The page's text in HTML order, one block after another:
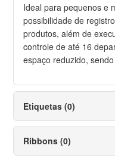
Ideal para pequenos e
possibilidade de
produtos, além de
controle de até 16
espaço reduzido,
Etiquetas (0)
Ribbons (0)